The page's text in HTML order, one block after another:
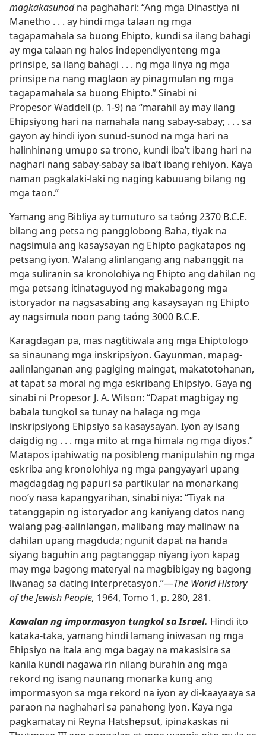
magkakasunodna paghahari: “Ang mga Dinastiya ni
Manetho . . . ay hindi mga talaan ng mga
tagapamahala sa buong Ehipto, kundi sa ilang bahagi
ay mga talaan ng halos independiyenteng mga
prinsipe, sa ilang bahagi . . . ng mga linya ng mga
prinsipe na nang maglaon ay pinagmulan ng mga
tagapamahala sa buong Ehipto.” Sinabi ni
Propesor Waddell (p. 1-9) na “marahil ay may ilang
Ehipsiyong hari na namahala nang sabay-sabay; . . . sa
gayon ay hindi iyon sunud-sunod na mga hari na
halinhinang umupo sa trono, kundi iba’t ibang hari na
naghari nang sabay-sabay sa iba’t ibang rehiyon. Kaya
naman pagkalaki-laki ng naging kabuuang bilang ng
mga taon.”
Yamang ang Bibliya ay tumuturo sa taóng 2370 B.C.E.
bilang ang petsa ng pangglobong Baha, tiyak na
nagsimula ang kasaysayan ng Ehipto pagkatapos ng
petsang iyon. Walang alinlangang ang nabanggit na
mga suliranin sa kronolohiya ng Ehipto ang dahilan ng
mga petsang itinataguyod ng makabagong mga
istoryador na nagsasabing ang kasaysayan ng Ehipto
ay nagsimula noon pang taóng 3000 B.C.E.
Karagdagan pa, mas nagtitiwala ang mga Ehiptologo
sa sinaunang mga inskripsiyon. Gayunman, mapag-
aalinlanganan ang pagiging maingat, makatotohanan,
at tapat sa moral ng mga eskribang Ehipsiyo. Gaya ng
sinabi ni Propesor J. A. Wilson: “Dapat magbigay ng
babala tungkol sa tunay na halaga ng mga
inskripsiyong Ehipsiyo sa kasaysayan. Iyon ay isang
daigdig ng . . . mga mito at mga himala ng mga diyos.”
Matapos ipahiwatig na posibleng manipulahin ng mga
eskriba ang kronolohiya ng mga pangyayari upang
magdagdag ng papuri sa partikular na monarkang
noo’y nasa kapangyarihan, sinabi niya: “Tiyak na
tatanggapin ng istoryador ang kaniyang datos nang
walang pag-aalinlangan, malibang may malinaw na
dahilan upang magduda; ngunit dapat na handa
siyang baguhin ang pagtanggap niyang iyon kapag
may mga bagong materyal na magbibigay ng bagong
liwanag sa dating interpretasyon.”​—The World History
of the Jewish People, 1964, Tomo 1, p. 280, 281.
Kawalan ng impormasyon tungkol sa Israel. Hindi ito
kataka-taka, yamang hindi lamang iniwasan ng mga
Ehipsiyo na itala ang mga bagay na makasisira sa
kanila kundi nagawa rin nilang burahin ang mga
rekord ng isang naunang monarka kung ang
impormasyon sa mga rekord na iyon ay di-kaayaaya sa
paraon na naghahari sa panahong iyon. Kaya nga
pagkamatay ni Reyna Hatshepsut, ipinakaskas ni